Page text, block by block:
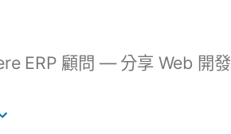
ERP 顧問 — 分享 Web 開